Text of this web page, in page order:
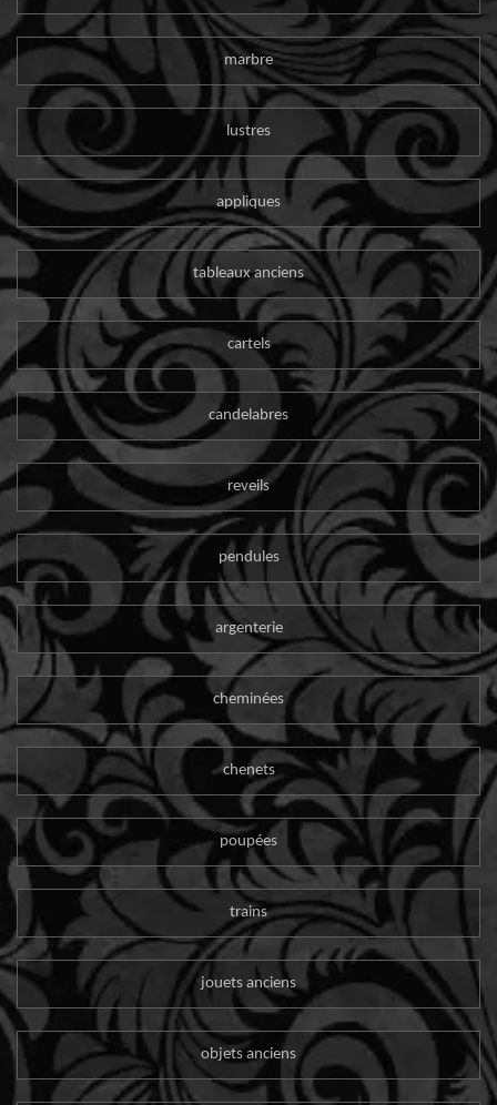
marbre
lustres
appliques
tableaux anciens
cartels
candelabres
reveils
pendules
argenterie
cheminées
chenets
poupées
trains
jouets anciens
objets anciens